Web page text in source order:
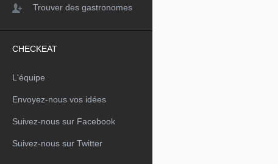
Trouver des gastronomes
CHECKEAT
L'équipe
Envoyez-nous vos idées
Suivez-nous sur Facebook
Suivez-nous sur Twitter